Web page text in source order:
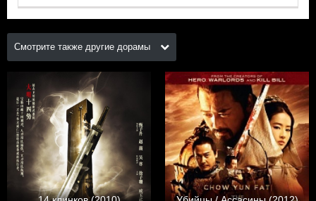
Смотрите также другие дорамы